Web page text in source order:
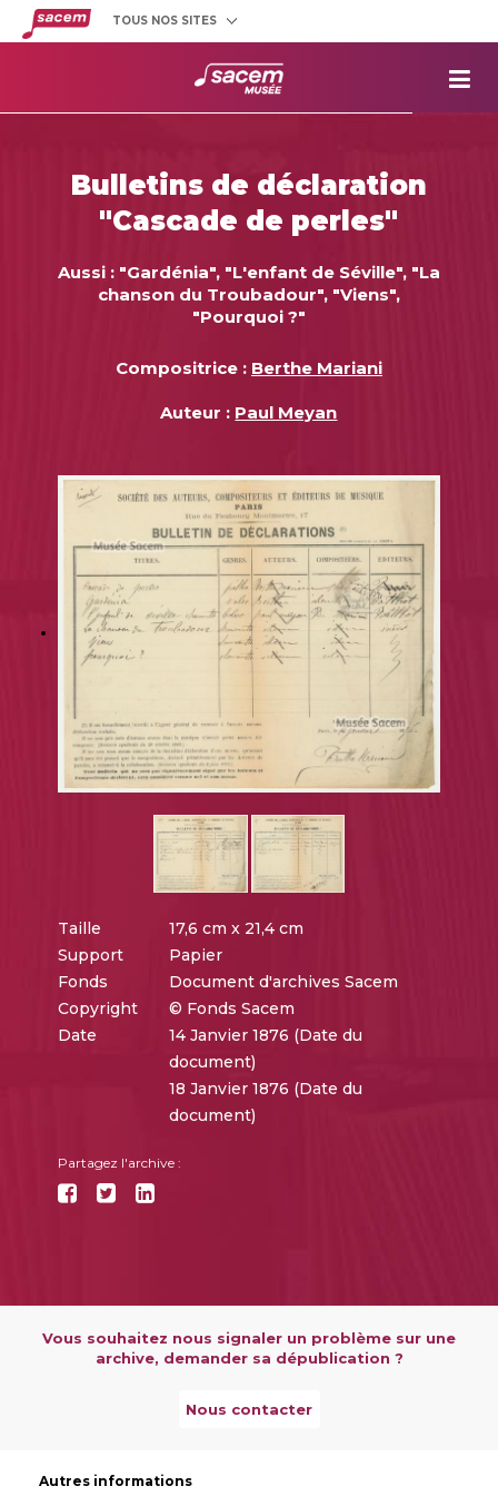
TOUS NOS SITES
Bulletins de déclaration
"Cascade de perles"
Aussi : "Gardénia", "L'enfant de Séville", "La
chanson du Troubadour", "Viens",
"Pourquoi ?"
Compositrice : Berthe Mariani
Auteur : Paul Meyan
Taille
17,6 cm x 21,4 cm
Support
Papier
Fonds
Document d'archives Sacem
Copyright
© Fonds Sacem
Date
14 Janvier 1876 (Date du
document)
18 Janvier 1876 (Date du
document)
Partagez l'archive :
Vous souhaitez nous signaler un problème sur une
archive, demander sa dépublication ?
Nous contacter
Autres informations